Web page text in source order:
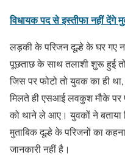
विधायक पद से इस्तीफा नहीं
लड़की के परिजन दूल्हे के घर गए
पूछताछ के साथ तलाशी शुरू हुई
जिस पर फोटो तो युवक का ही
मिलते ही एसआई लवकुश मौके
को थाने ले आए। युवकों ने बताया
मुताबिक दूल्हे के परिजनों का
जानकारी नहीं है।